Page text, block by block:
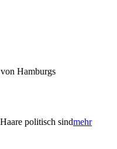
Hamburgs
politisch sindmehr